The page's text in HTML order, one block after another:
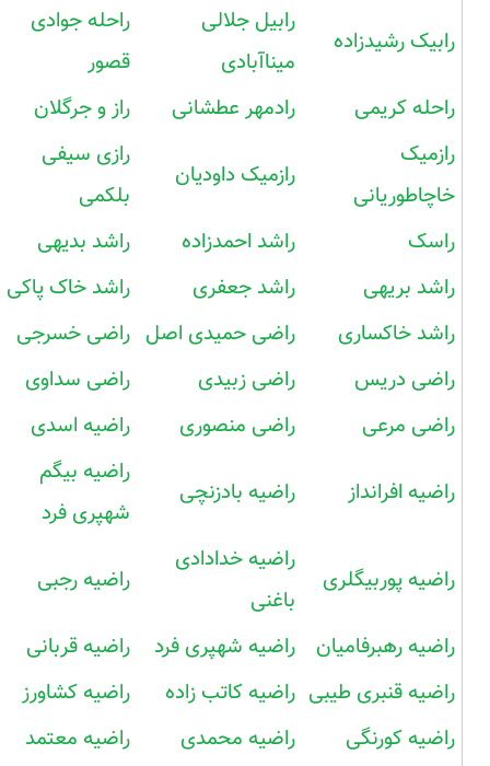
رابیک رشیدزاده
رابیل جلالی
میناآبادی
راحله جوادی
قصور
راحله کریمی
رادمهر عطشانی
راز و جرگلان
رازمیک
خاچاطوریانی
رازمیک داودیان
رازی سیفی
بلکمی
راسک
راشد احمدزاده
راشد بدیهی
راشد بریهی
راشد جعفری
راشد خاک پاکی
راشد خاکساری
راضی حمیدی اصل راضی خسرجی
راضی دریس
راضی زبیدی
راضی سداوی
راضی مرعی
راضی منصوری راضیه اسدی
راضیه افرانداز راضیه بادزنچی
راضیه بیگم
شهپری فرد
راضیه پوربیگلری
راضیه خدادادی
باغنی
راضیه رجبی
راضیه رهبرفامیان راضیه شهپری فرد
راضیه قربانی
راضیه قنبری طیبی راضیه کاتب زاده
راضیه کشاورز
راضیه کورنگی
راضیه محمدی راضیه معتمد